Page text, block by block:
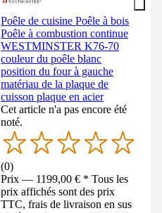
Poêle de cuisine Poêle à bois
Poêle à combustion continue
WESTMINSTER K76-70
couleur du poêle blanc
position du four à gauche
matériau de la plaque de
cuisson plaque en acier
Cet article n'a pas encore été
noté.
(0)
Prix — 1199,00 € * Tous les
prix affichés sont des prix
TTC, frais de livraison en sus